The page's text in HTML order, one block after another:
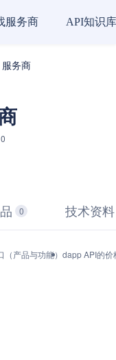
服务商 API知识库
务商
0
0 技术资料
产品与功能） dapp API的价